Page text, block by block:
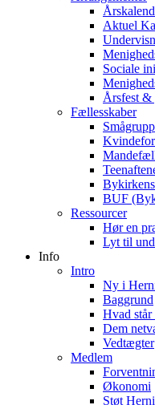
Aktuel
Sociale
Årsfest &
Fællesskaber
BUF
Ressourcer
Hør en
Lyt til
Info
Intro
Ny i
Baggrund
Hvad
Dem
Vedtægter
Medlem
Økonomi
Støt